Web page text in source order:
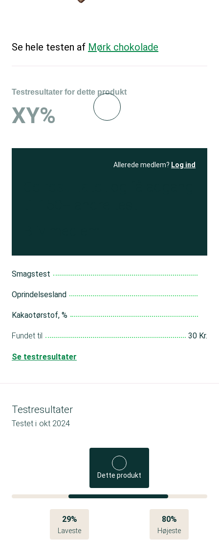
Se hele testen af Mørk chokolade
Testresultater for dette produkt
XY%
Allerede medlem? Log ind
Smagstest
Oprindelsesland
Kakaotørstof, %
Fundet til 30 Kr.
Se testresultater
Testresultater
Testet i okt 2024
Dette produkt
29%
Laveste
80%
Højeste